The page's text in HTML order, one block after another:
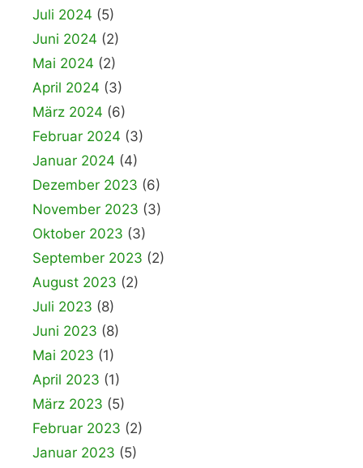
Juli 2024 (5)
Juni 2024 (2)
Mai 2024 (2)
April 2024 (3)
März 2024 (6)
Februar 2024 (3)
Januar 2024 (4)
Dezember 2023 (6)
November 2023 (3)
Oktober 2023 (3)
September 2023 (2)
August 2023 (2)
Juli 2023 (8)
Juni 2023 (8)
Mai 2023 (1)
April 2023 (1)
März 2023 (5)
Februar 2023 (2)
Januar 2023 (5)